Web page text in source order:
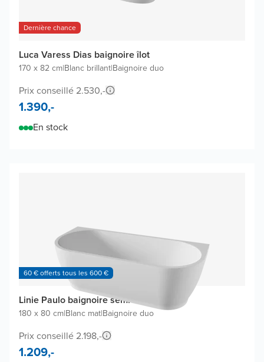
Dernière chance
Luca Varess Dias baignoire îlot
170 x 82 cm|Blanc brillant|Baignoire duo
Prix conseillé 2.530,-
1.390,-
En stock
60 € offerts tous les 600 €
Linie Paulo baignoire semi-ilôt
180 x 80 cm|Blanc mat|Baignoire duo
Prix conseillé 2.198,-
1.209,-